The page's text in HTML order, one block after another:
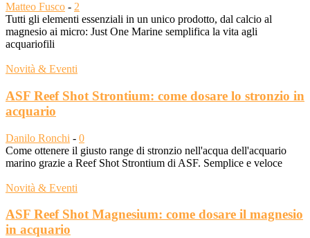
Matteo Fusco - 2
Tutti gli elementi essenziali in un unico prodotto, dal calcio al
magnesio ai micro: Just One Marine semplifica la vita agli
acquariofili
Novità & Eventi
ASF Reef Shot Strontium: come dosare lo stronzio in
acquario
Danilo Ronchi - 0
Come ottenere il giusto range di stronzio nell'acqua dell'acquario
marino grazie a Reef Shot Strontium di ASF. Semplice e veloce
Novità & Eventi
ASF Reef Shot Magnesium: come dosare il magnesio
in acquario